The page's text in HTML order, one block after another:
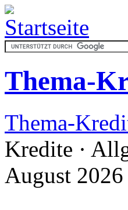
Thema-
Thema-
Kredite ·
August 2026